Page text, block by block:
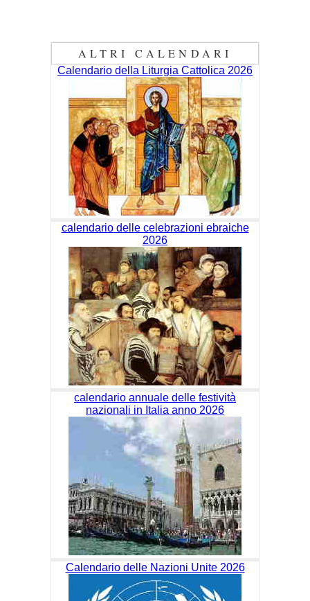
ALTRI CALENDARI
Calendario della Liturgia Cattolica 2026
calendario delle celebrazioni ebraiche
2026
calendario annuale delle festività
nazionali in Italia anno 2026
Calendario delle Nazioni Unite 2026